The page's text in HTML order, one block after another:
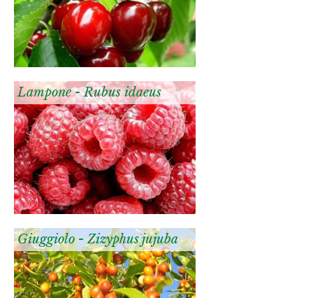
Lampone - Rubus idaeus
Giuggiolo - Zizyphus jujuba